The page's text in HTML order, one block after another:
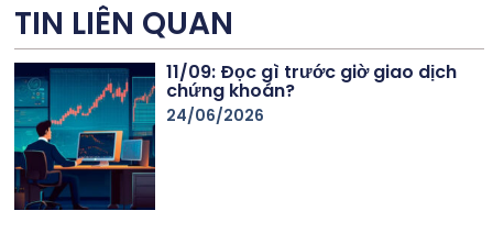
TIN LIÊN QUAN
11/09: Đọc gì trước giờ giao dịch
chứng khoán?
24/06/2026